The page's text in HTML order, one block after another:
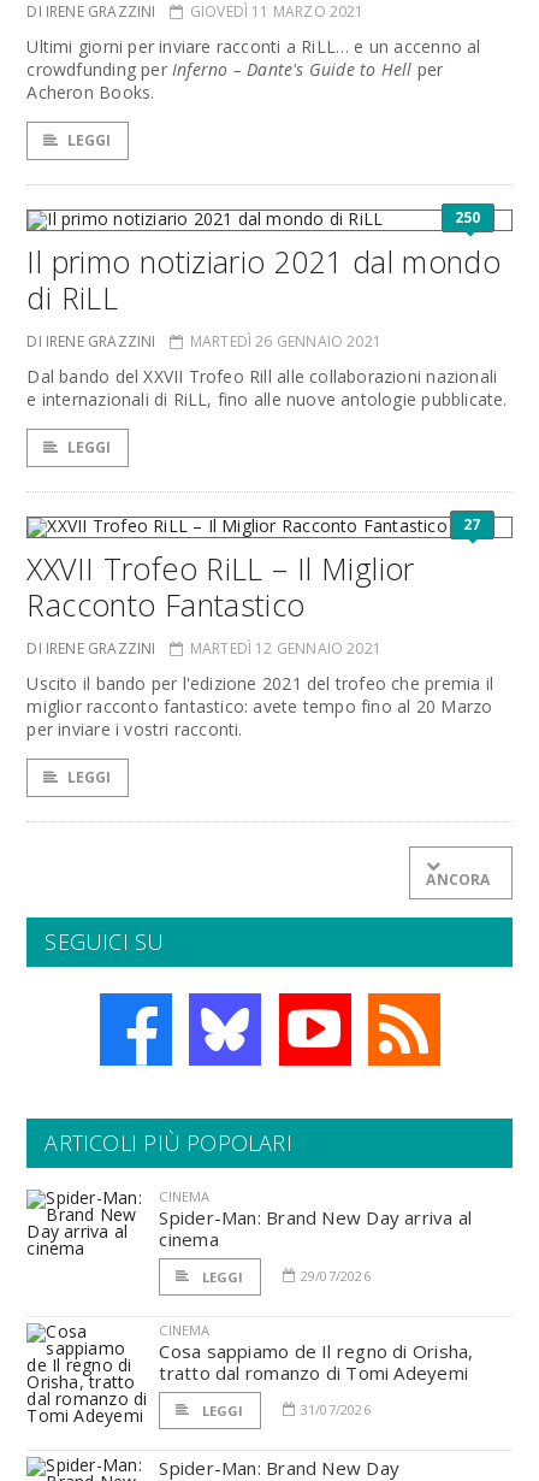
DI IRENE GRAZZINI GIOVEDÌ 11 MARZO 2021
Ultimi giorni per inviare racconti a RiLL… e un accenno al
crowdfunding per Inferno – Dante's Guide to Hell per
Acheron Books.
LEGGI
250
Il primo notiziario 2021 dal mondo
di RiLL
DI IRENE GRAZZINI MARTEDÌ 26 GENNAIO 2021
Dal bando del XXVII Trofeo Rill alle collaborazioni nazionali
e internazionali di RiLL, fino alle nuove antologie pubblicate.
LEGGI
27
XXVII Trofeo RiLL – Il Miglior
Racconto Fantastico
DI IRENE GRAZZINI MARTEDÌ 12 GENNAIO 2021
Uscito il bando per l'edizione 2021 del trofeo che premia il
miglior racconto fantastico: avete tempo fino al 20 Marzo
per inviare i vostri racconti.
LEGGI
ANCORA
SEGUICI SU
ARTICOLI PIÙ POPOLARI
CINEMA
Spider-Man: Brand New Day arriva al
cinema
LEGGI 29/07/2026
CINEMA
Cosa sappiamo de Il regno di Orisha,
tratto dal romanzo di Tomi Adeyemi
LEGGI 31/07/2026
Spider-Man: Brand New Day